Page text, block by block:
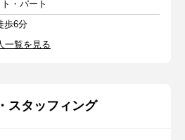
・パート
歩6分
一覧を見る
スタッフィング